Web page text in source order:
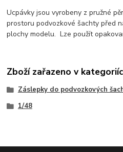
Ucpávky jsou vyrobeny z pružné
prostoru podvozkové šachty před
plochy modelu. Lze použít
Zboží zařazeno v
Záslepky do podvozkových
1/48